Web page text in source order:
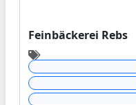
Feinbäckerei Rebs